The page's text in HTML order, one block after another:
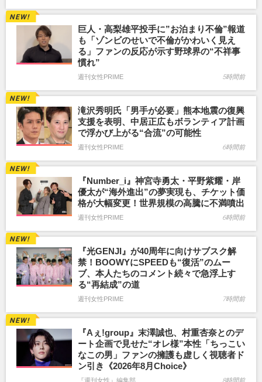
巨人・高梨雄平投手に”お泊まり不倫”報道
も「ゾンビのせいで不倫がかわいく見え
る」ファンの反応が示す野球界の“不祥事
慣れ”
週刊女性PRIME 5時間前
滝沢秀明氏「男手が必要」熊本地震の復興
支援を表明、中居正広もボランティア計画
で浮かび上がる“合流”の可能性
週刊女性PRIME 6時間前
『Number_i』神宮寺勇太・平野紫耀・岸
優太が“海外進出”の夢実現も、チケット価
格が大幅変更！世界規模の高騰に不満噴出
週刊女性PRIME 6時間前
『光GENJI』が40周年に向けサブスク解
禁！BOOWYにSPEEDも“復活”のムー
ブ、本人たちのコメント続々で急浮上す
る“再結成”の道
週刊女性PRIME 7時間前
『Aぇ!group』末澤誠也、村重杏奈とのデ
ート企画で見せた“オレ様”本性「ちっこい
なこの男」ファンの擁護も虚しく視聴者ド
ン引き《2026年8月Choice》
『週刊女性』編集部